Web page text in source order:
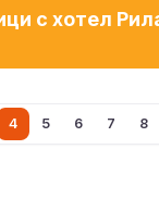
с хотел
4 5 6 7 8